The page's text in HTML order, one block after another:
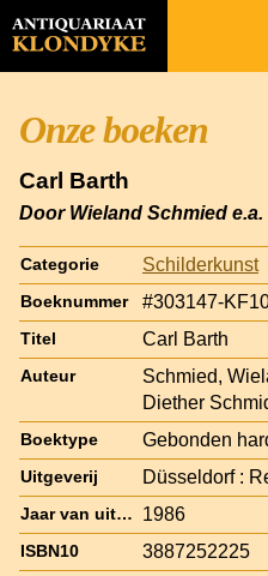
Onze boeken
Carl Barth
Door Wieland Schmied e.a.
Categorie Schilderkunst
Boeknummer #303147-
Titel Carl Barth
Auteur
Schmied,
Diether
Boektype Gebonden
Uitgeverij Düsseldorf :
Jaar van uitgave 1986
ISBN10 3887252225